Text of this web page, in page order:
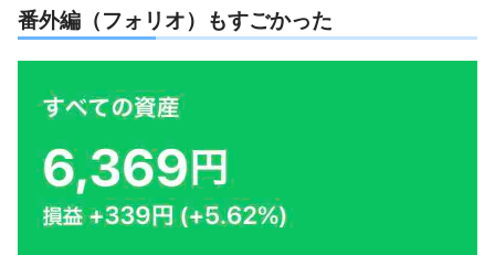
番外編（フォリオ）もすごかった